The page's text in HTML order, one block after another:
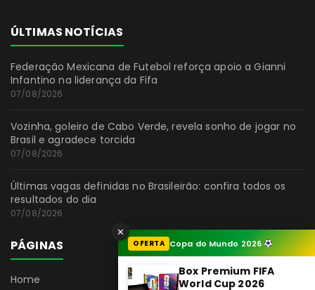
✕
OFERTA Copa do Mundo 2026
Box Premium FIFA
World Cup 2026
ÚLTIMAS NOTÍCIAS
Federação Mexicana de Futebol reforça apoio a Gianni
Infantino na liderança da Fifa
07/08/2026
Vozinha, goleiro de Cabo Verde, revela sonho de jogar no
Brasil e agradece torcida
07/08/2026
Últimas vagas definidas no Brasileirão: confira todos os
resultados do dia
07/08/2026
PÁGINAS
Home